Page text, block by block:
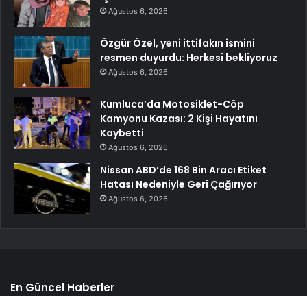
Ağustos 6, 2026
Özgür Özel, yeni ittifakın ismini
resmen duyurdu: Herkesi bekliyoruz
Ağustos 6, 2026
Kumluca’da Motosiklet-Cöp
Kamyonu Kazası: 2 Kişi Hayatını
Kaybetti
Ağustos 6, 2026
Nissan ABD’de 168 Bin Aracı Etiket
Hatası Nedeniyle Geri Çağırıyor
Ağustos 6, 2026
En Güncel Haberler